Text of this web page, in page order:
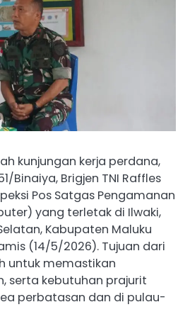
kunjungan kerja perdana,
Binaiya, Brigjen TNI Raffles
Pos Satgas Pengamanan
yang terletak di Ilwaki,
Kabupaten Maluku
(14/5/2026). Tujuan dari
untuk memastikan
serta kebutuhan prajurit
perbatasan dan di pulau-